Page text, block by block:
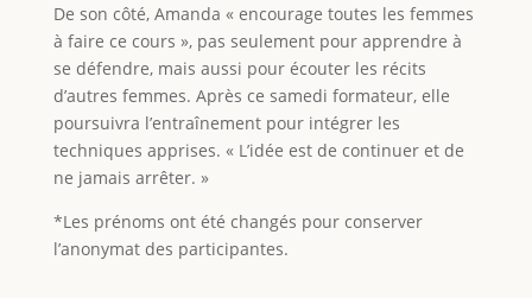
De son côté, Amanda « encourage toutes les femmes
à faire ce cours », pas seulement pour apprendre à
se défendre, mais aussi pour écouter les récits
d’autres femmes. Après ce samedi formateur, elle
poursuivra l’entraînement pour intégrer les
techniques apprises. « L’idée est de continuer et de
ne jamais arrêter. »
*Les prénoms ont été changés pour conserver
l’anonymat des participantes.